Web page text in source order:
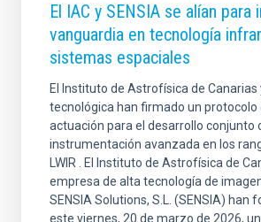
El IAC y SENSIA se alían para
vanguardia en tecnología
sistemas espaciales
El Instituto de Astrofísica de
tecnológica han firmado un protocolo
actuación para el desarrollo conjunto
instrumentación avanzada en los
LWIR . El Instituto de Astrofísica de
empresa de alta tecnología de
SENSIA Solutions, S.L. (SENSIA) han
este viernes, 20 de marzo de 2026,